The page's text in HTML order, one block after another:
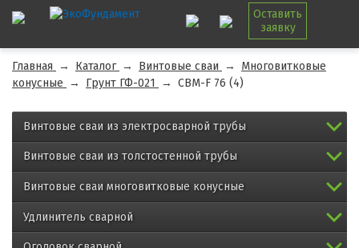
Оставить
заявку
Главная → Каталог → Винтовые сваи →
Многовитковые
конусные → Грунт ГФ-021 → СВМ-F 76 (4)
Винтовые сваи из электросварной трубы
Винтовые сваи из толстостенной трубы
Винтовые сваи многовитковые конусные
Удлинитель сварной